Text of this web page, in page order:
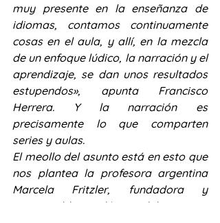
muy presente en la enseñanza de
idiomas, contamos continuamente
cosas en el aula, y allí, en la mezcla
de un enfoque lúdico, la narración y el
aprendizaje, se dan unos resultados
estupendos», apunta Francisco
Herrera. Y la narración es
precisamente lo que comparten
series y aulas.
El meollo del asunto está en esto que
nos plantea la profesora argentina
Marcela Fritzler, fundadora y
responsable académica del proyecto